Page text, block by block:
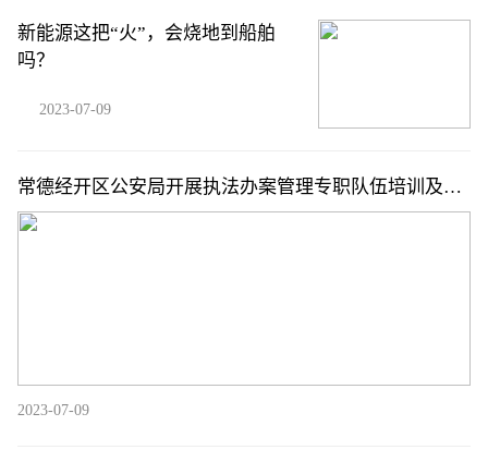
新能源这把“火”，会烧地到船舶
吗？
2023-07-09
常德经开区公安局开展执法办案管理专职队伍培训及应
急演练
2023-07-09